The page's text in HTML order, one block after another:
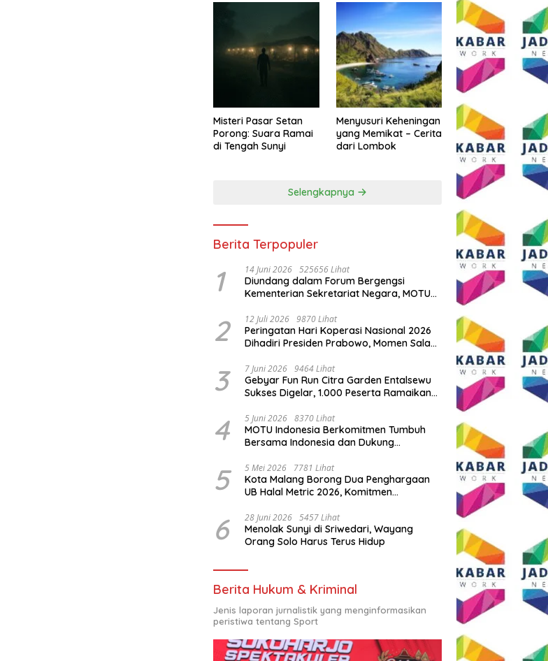
Misteri Pasar Setan
Porong: Suara Ramai
di Tengah Sunyi
Menyusuri Keheningan
yang Memikat – Cerita
dari Lombok
Selengkapnya
Berita Terpopuler
1 14 Juni 2026 525656 Lihat
Diundang dalam Forum Bergengsi
Kementerian Sekretariat Negara, MOTU
Indonesia
2 12 Juli 2026 9870 Lihat
Peringatan Hari Koperasi Nasional 2026
Dihadiri Presiden Prabowo, Momen Salam
3 7 Juni 2026 9464 Lihat
Gebyar Fun Run Citra Garden Entalsewu
Sukses Digelar, 1.000 Peserta Ramaikan
4 5 Juni 2026 8370 Lihat
MOTU Indonesia Berkomitmen Tumbuh
Bersama Indonesia dan Dukung
5 5 Mei 2026 7781 Lihat
Kota Malang Borong Dua Penghargaan
UB Halal Metric 2026, Komitmen
6 28 Juni 2026 5457 Lihat
Menolak Sunyi di Sriwedari, Wayang
Orang Solo Harus Terus Hidup
Berita Hukum & Kriminal
Jenis laporan jurnalistik yang menginformasikan
peristiwa tentang Sport